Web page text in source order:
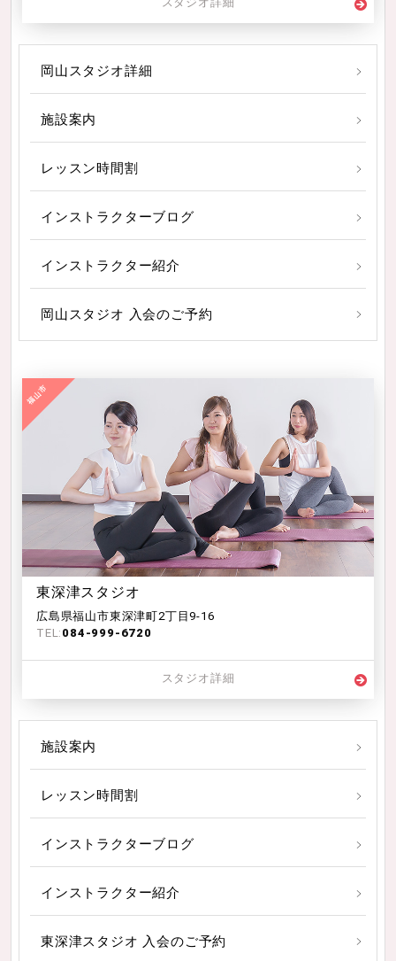
岡山スタジオ詳細
施設案内
レッスン時間割
インストラクターブログ
インストラクター紹介
岡山スタジオ 入会のご予約
東深津スタジオ
広島県福山市東深津町2丁目9-16
TEL: 084-999-6720
スタジオ詳細
施設案内
レッスン時間割
インストラクターブログ
インストラクター紹介
東深津スタジオ 入会のご予約